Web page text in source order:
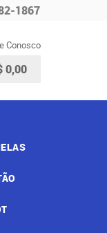
1867
Conosco
0,00